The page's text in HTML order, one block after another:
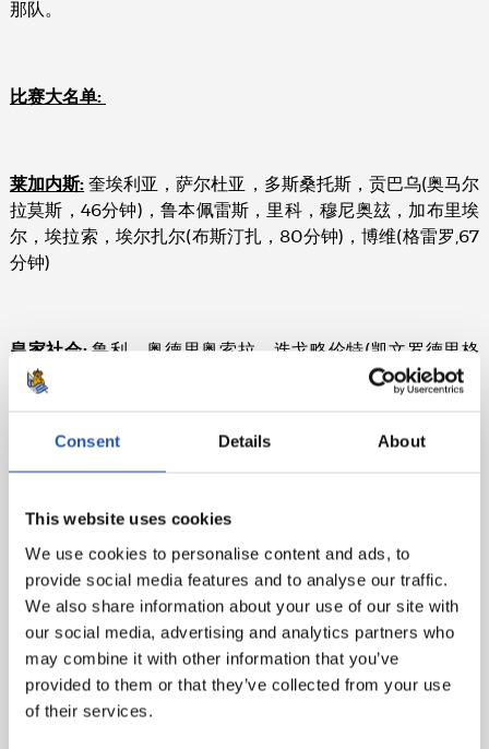
Consent Details About
This website uses cookies
We use cookies to personalise content and ads, to
provide social media features and to analyse our traffic.
We also share information about your use of our site with
our social media, advertising and analytics partners who
may combine it with other information that you’ve
provided to them or that they’ve collected from your use
of their services.
那队。
比赛大名单:
莱加内斯: 奎埃利亚，萨尔杜亚，多斯桑托斯，贡巴乌(奥马尔
拉莫斯，46分钟)，鲁本佩雷斯，里科，穆尼奥玆，加布里埃
尔，埃拉索，埃尔扎尔(布斯汀扎，80分钟)，博维(格雷罗,67
分钟)
皇家社会:鲁利，奥德里奥索拉，迭戈略伦特(凯文罗德里格
斯，78分钟)，劳尔纳瓦斯，伊尼戈马丁内斯，伊利亚拉门
进球:1-0: 加布里埃尔，75分钟
裁判:埃斯特拉达-费尔南德斯 黄牌: 威廉若泽